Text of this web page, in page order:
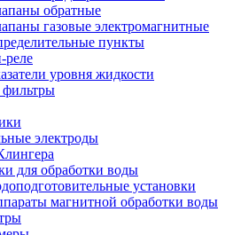
обратные
газовые электромагнитные
пункты
реле
уровня жидкости
фильтры
электроды
для обработки воды
установки
магнитной обработки воды